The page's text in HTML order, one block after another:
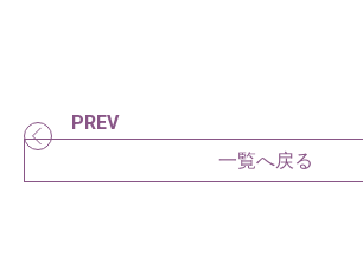
PREV
一覧へ戻る